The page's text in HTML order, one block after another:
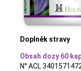
Doplněk stravy
Obsah dozy 60
N° ACL